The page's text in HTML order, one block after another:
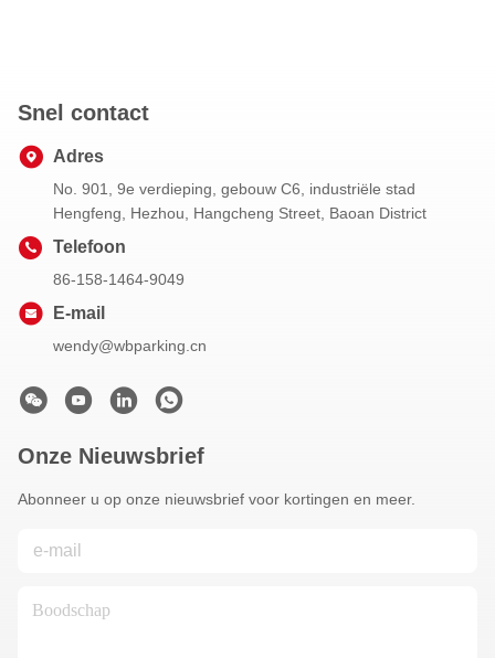
Snel contact
Adres
No. 901, 9e verdieping, gebouw C6, industriële stad
Hengfeng, Hezhou, Hangcheng Street, Baoan District
Telefoon
86-158-1464-9049
E-mail
wendy@wbparking.cn
Onze Nieuwsbrief
Abonneer u op onze nieuwsbrief voor kortingen en meer.